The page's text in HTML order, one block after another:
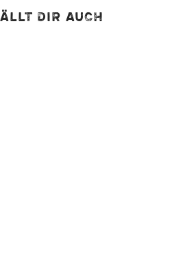
dir auch